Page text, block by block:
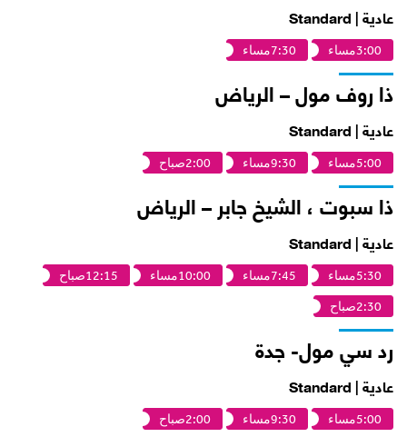
عادية | Standard
3:00مساء 7:30مساء
ذا روف مول – الرياض
عادية | Standard
5:00مساء 9:30مساء 2:00صباح
ذا سبوت ، الشيخ جابر – الرياض
عادية | Standard
5:30مساء 7:45مساء 10:00مساء
12:15صباح
2:30صباح
رد سي مول- جدة
عادية | Standard
5:00مساء 9:30مساء 2:00صباح